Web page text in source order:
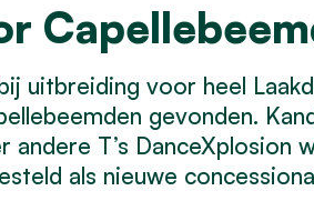
uitbreiding voor heel
gevonden.
andere T’s DanceXplosion
als nieuwe